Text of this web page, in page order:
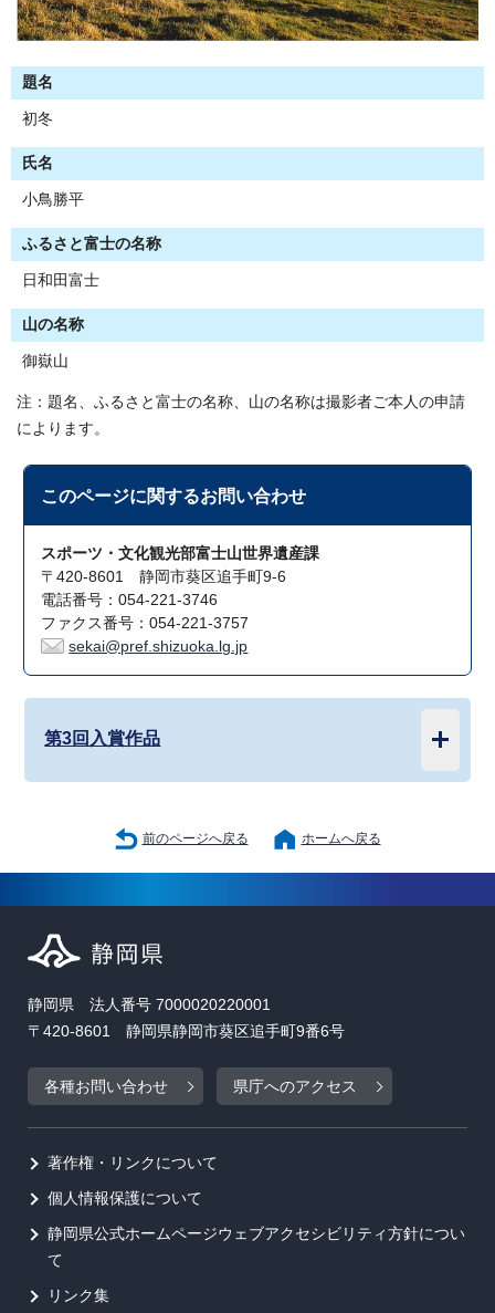
題名
初冬
氏名
小鳥勝平
ふるさと富士の名称
日和田富士
山の名称
御嶽山
注：題名、ふるさと富士の名称、山の名称は撮影者ご本人の申請
によります。
このページに関するお問い合わせ
スポーツ・文化観光部富士山世界遺産課
〒420-8601 静岡市葵区追手町9-6
電話番号：054-221-3746
ファクス番号：054-221-3757
sekai@pref.shizuoka.lg.jp
第3回入賞作品
前のページへ戻る ホームへ戻る
静岡県 法人番号 7000020220001
〒420-8601 静岡県静岡市葵区追手町9番6号
各種お問い合わせ 県庁へのアクセス
著作権・リンクについて
個人情報保護について
静岡県公式ホームページウェブアクセシビリティ方針につい
て
リンク集